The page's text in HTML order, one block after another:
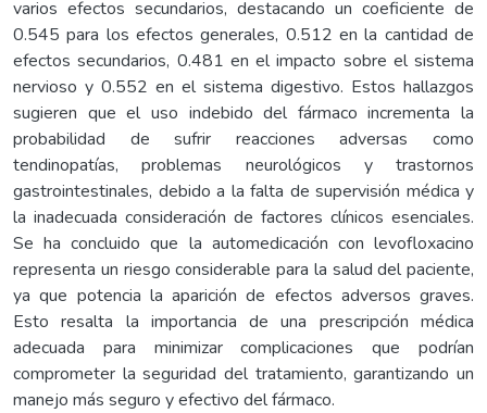
varios efectos secundarios, destacando un coeficiente de
0.545 para los efectos generales, 0.512 en la cantidad de
efectos secundarios, 0.481 en el impacto sobre el sistema
nervioso y 0.552 en el sistema digestivo. Estos hallazgos
sugieren que el uso indebido del fármaco incrementa la
probabilidad de sufrir reacciones adversas como
tendinopatías, problemas neurológicos y trastornos
gastrointestinales, debido a la falta de supervisión médica y
la inadecuada consideración de factores clínicos esenciales.
Se ha concluido que la automedicación con levofloxacino
representa un riesgo considerable para la salud del paciente,
ya que potencia la aparición de efectos adversos graves.
Esto resalta la importancia de una prescripción médica
adecuada para minimizar complicaciones que podrían
comprometer la seguridad del tratamiento, garantizando un
manejo más seguro y efectivo del fármaco.